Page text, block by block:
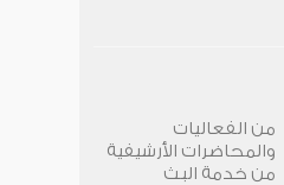
من الفعاليات
والمحاضرات الأرشيفية
من خدمة البث